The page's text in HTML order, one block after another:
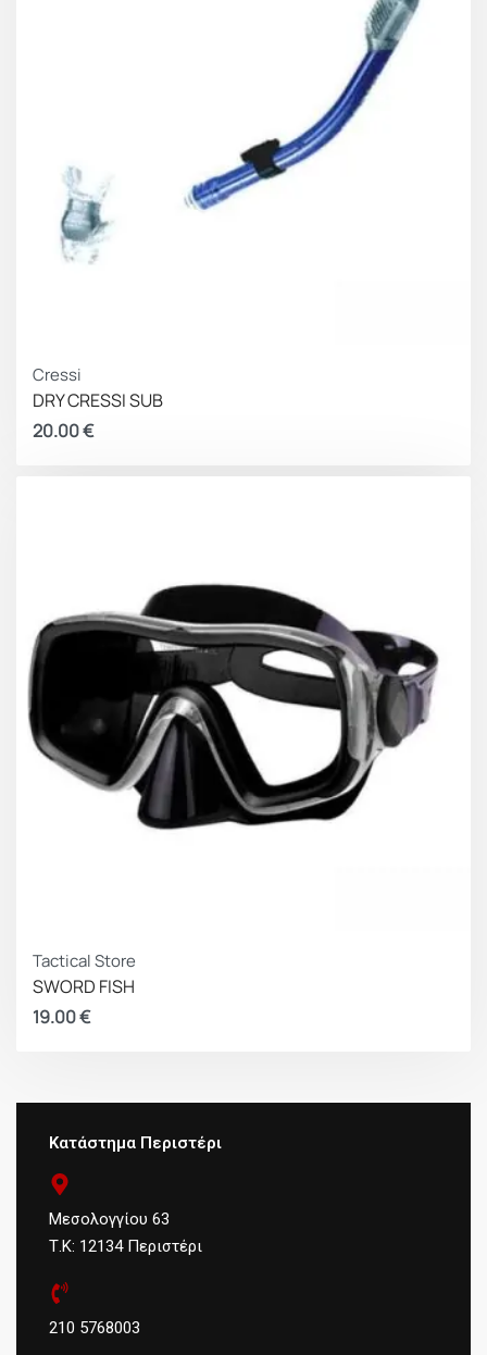
Cressi
DRY CRESSI SUB
20.00€
Tactical Store
SWORD FISH
19.00€
Κατάστημα Περιστέρι
Μεσολογγίου 63
Τ.Κ: 12134 Περιστέρι
210 5768003